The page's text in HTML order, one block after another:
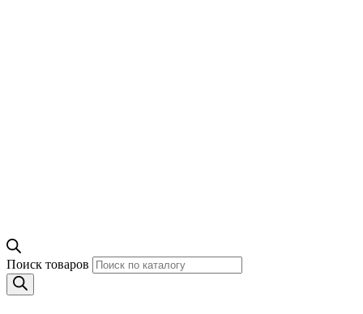
Поиск товаров